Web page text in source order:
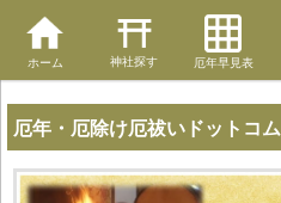
ホーム 神社探す 厄年早見表
厄年・厄除け厄祓いドットコム